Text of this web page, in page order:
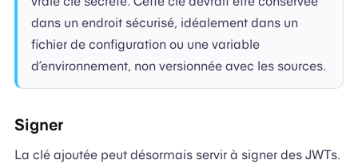
dans un endroit sécurisé, idéalement dans un
fichier de configuration ou une variable
d’environnement, non versionnée avec les sources.
Signer
La clé ajoutée peut désormais servir à signer des JWTs.